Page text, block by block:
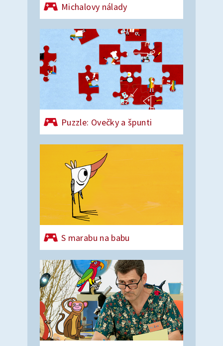
Michalovy nálady
Puzzle: Ovečky a špunti
S marabu na babu